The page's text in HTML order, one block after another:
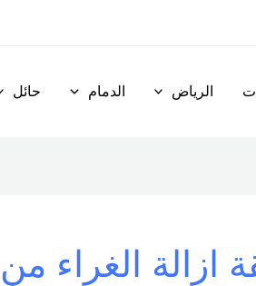
الرياض الدمام حائل
ازالة الغراء